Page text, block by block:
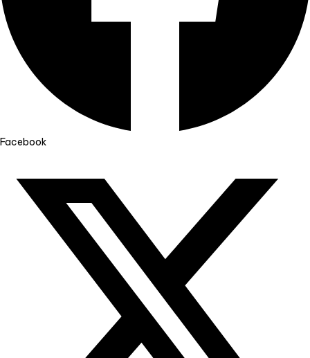
Facebook